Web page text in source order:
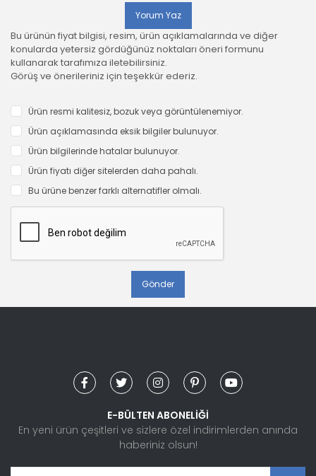
Yorum Yaz
Bu ürünün fiyat bilgisi, resim, ürün açıklamalarında ve diğer
konularda yetersiz gördüğünüz noktaları öneri formunu
kullanarak tarafımıza iletebilirsiniz.
Görüş ve önerileriniz için teşekkür ederiz.
Ürün resmi kalitesiz, bozuk veya görüntülenemiyor.
Ürün açıklamasında eksik bilgiler bulunuyor.
Ürün bilgilerinde hatalar bulunuyor.
Ürün fiyatı diğer sitelerden daha pahalı.
Bu ürüne benzer farklı alternatifler olmalı.
Gönder
E-BÜLTEN ABONELİĞİ
En yeni ürün çeşitleri ve sizlere özel indirimlerden anında
haberiniz olsun!